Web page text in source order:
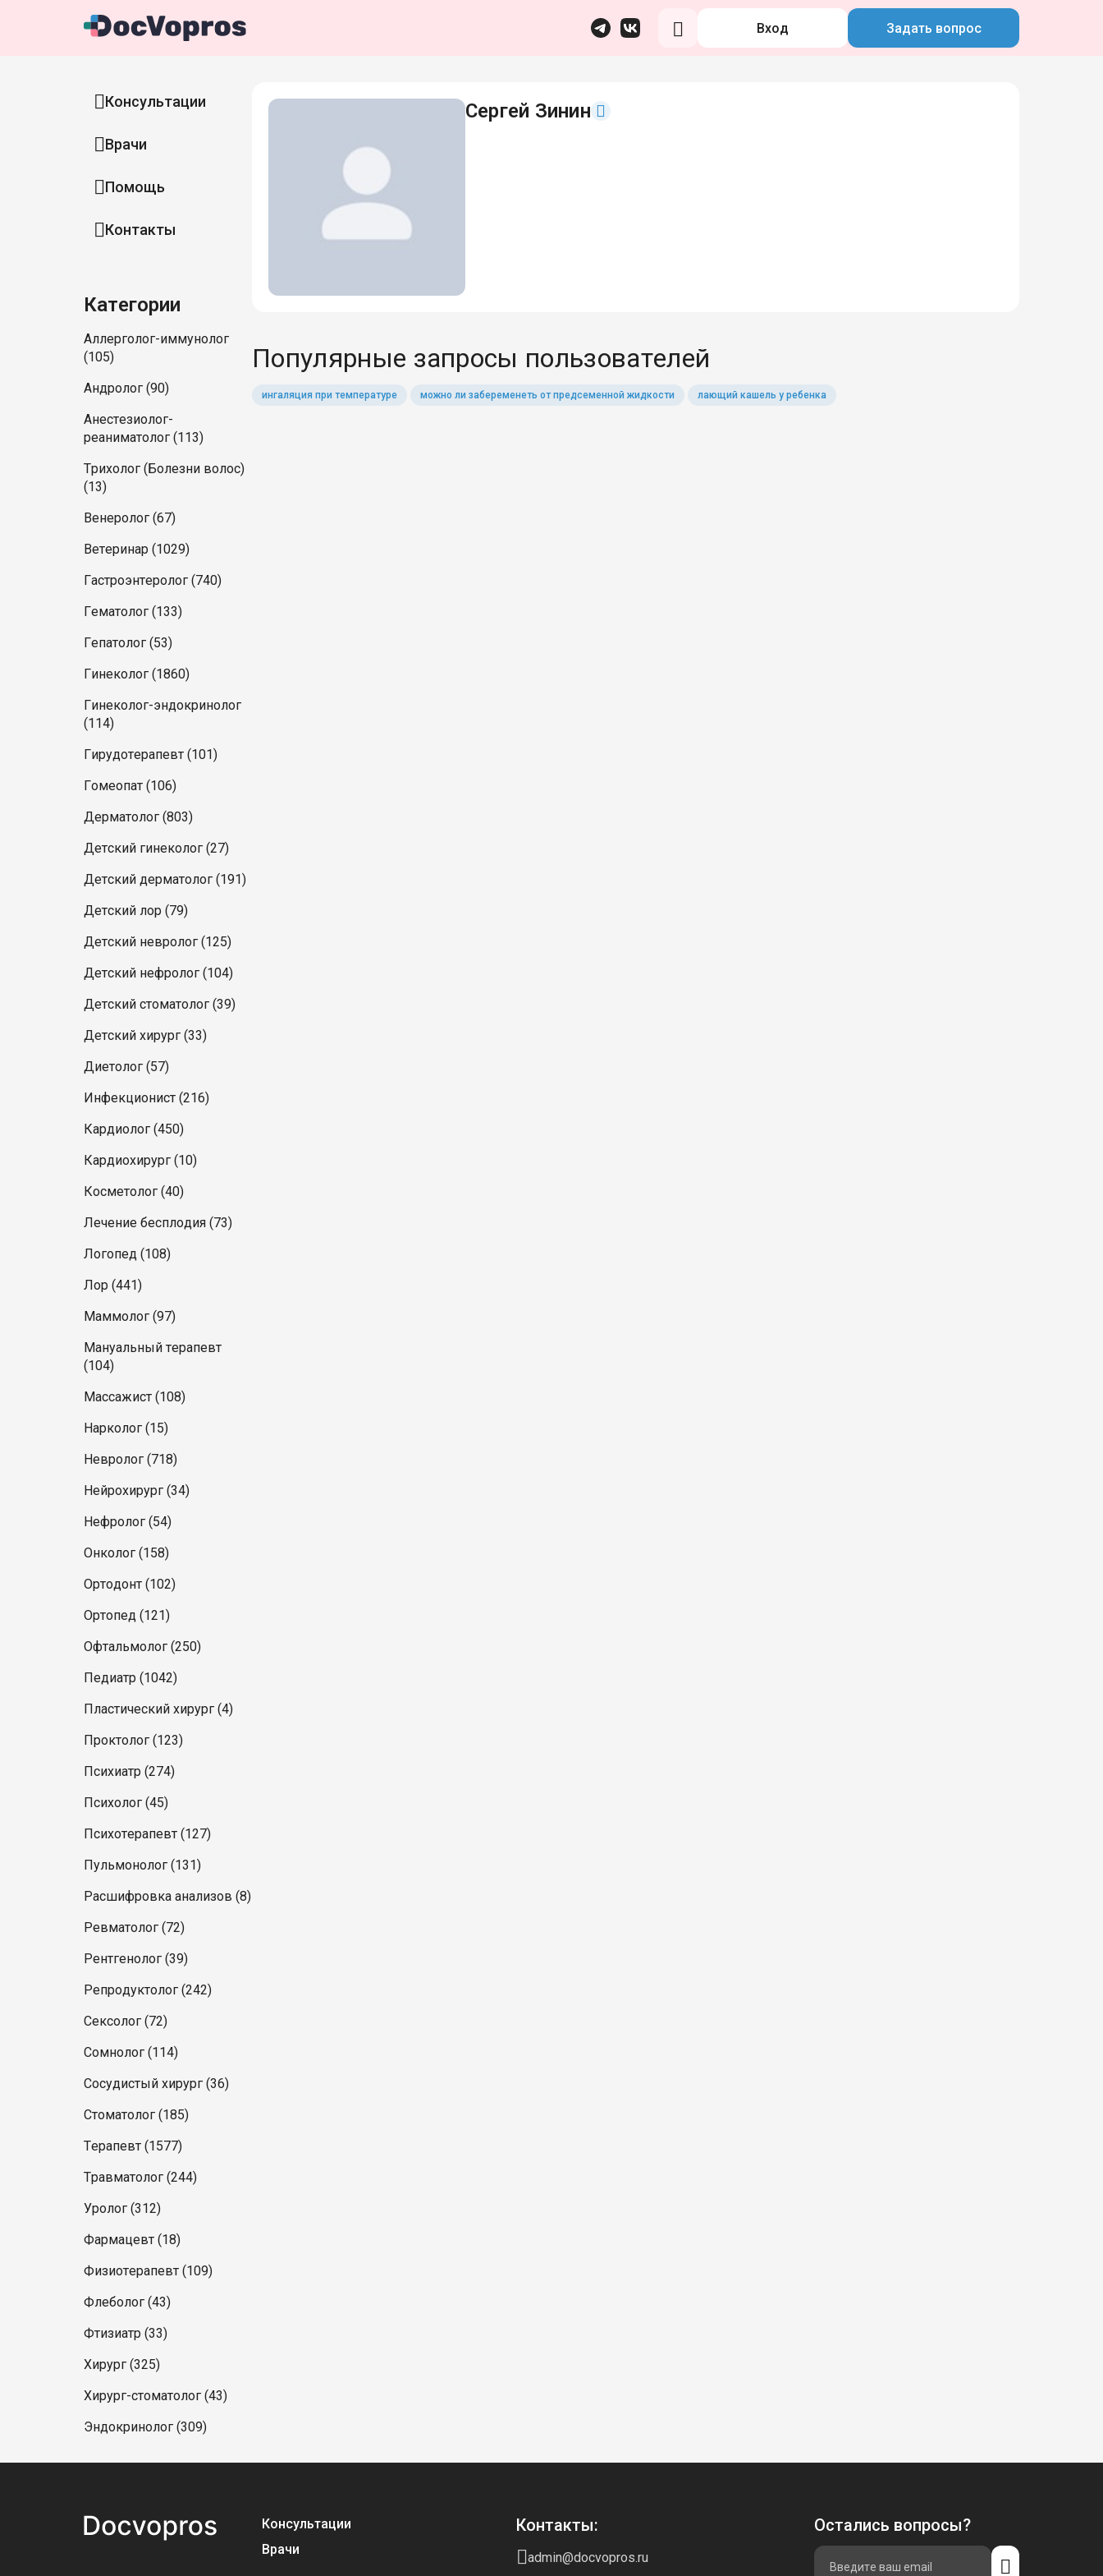
Вход Задать вопрос
Консультации
Врачи
Помощь
Контакты
Категории
Аллерголог-иммунолог
(105)
Андролог (90)
Анестезиолог-
реаниматолог (113)
Трихолог (Болезни волос)
(13)
Венеролог (67)
Ветеринар (1029)
Гастроэнтеролог (740)
Гематолог (133)
Гепатолог (53)
Гинеколог (1860)
Гинеколог-эндокринолог
(114)
Гирудотерапевт (101)
Гомеопат (106)
Дерматолог (803)
Детский гинеколог (27)
Детский дерматолог (191)
Детский лор (79)
Детский невролог (125)
Детский нефролог (104)
Детский стоматолог (39)
Детский хирург (33)
Диетолог (57)
Инфекционист (216)
Кардиолог (450)
Кардиохирург (10)
Косметолог (40)
Лечение бесплодия (73)
Логопед (108)
Лор (441)
Маммолог (97)
Мануальный терапевт
(104)
Массажист (108)
Нарколог (15)
Невролог (718)
Нейрохирург (34)
Нефролог (54)
Онколог (158)
Ортодонт (102)
Ортопед (121)
Офтальмолог (250)
Педиатр (1042)
Пластический хирург (4)
Проктолог (123)
Психиатр (274)
Психолог (45)
Психотерапевт (127)
Пульмонолог (131)
Расшифровка анализов (8)
Ревматолог (72)
Рентгенолог (39)
Репродуктолог (242)
Сексолог (72)
Сомнолог (114)
Сосудистый хирург (36)
Стоматолог (185)
Терапевт (1577)
Травматолог (244)
Уролог (312)
Фармацевт (18)
Физиотерапевт (109)
Флеболог (43)
Фтизиатр (33)
Хирург (325)
Хирург-стоматолог (43)
Эндокринолог (309)
Сергей Зинин
Популярные запросы пользователей
ингаляция при температуре можно ли забеременеть от предсеменной жидкости лающий кашель у ребенка
Консультации
Врачи
Контакты:
admin@docvopros.ru
Остались вопросы?